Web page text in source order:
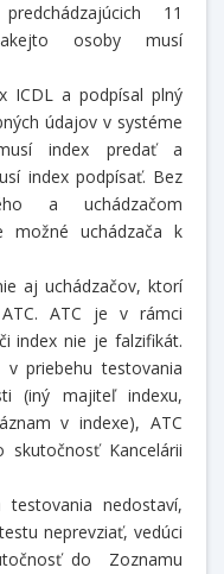
11
osoby musí
ICDL a podpísal plný
údajov v systéme
index predať a
index podpísať. Bez
a uchádzačom
možné uchádzača k
aj uchádzačov, ktorí
ATC je v rámci
index nie je falzifikát.
priebehu testovania
(iný majiteľ indexu,
v indexe), ATC
Kancelárii
nedostaví,
neprevziať, vedúci
do Zoznamu